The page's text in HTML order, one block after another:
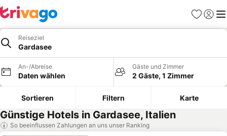
Favoriten
Reiseziel
Gardasee
An-/Abreise
Daten wählen
Gäste und Zimmer
2 Gäste, 1 Zimmer
Sortieren Filtern Karte
Günstige Hotels in Gardasee, Italien
So beeinflussen Zahlungen an uns unser Ranking